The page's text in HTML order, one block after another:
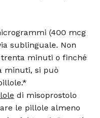
(400 mcg
sublinguale. Non
minuti o finché
minuti, si può
di misoprostolo
le pillole almeno